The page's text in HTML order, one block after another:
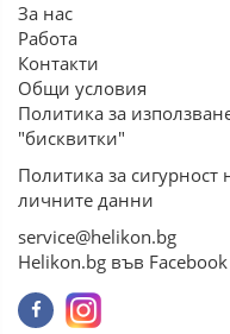
За нас
Работа
Контакти
Общи условия
Политика за
"бисквитки"
Политика за сигурност
личните данни
service@helikon.bg
Helikon.bg във Facebook